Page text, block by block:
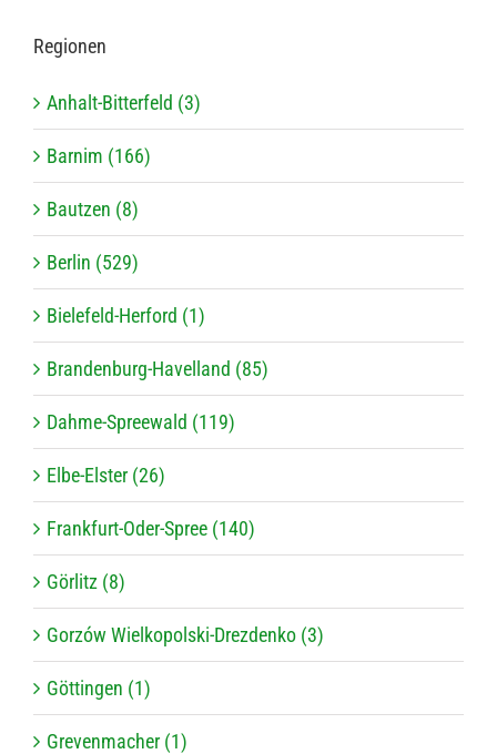
Regio­nen
Anhalt-Bitterfeld (3)
Barnim (166)
Bautzen (8)
Berlin (529)
Bielefeld-Herford (1)
Brandenburg-Havelland (85)
Dahme-Spreewald (119)
Elbe-Elster (26)
Frankfurt-Oder-Spree (140)
Görlitz (8)
Gorzów Wielkopolski-Drezdenko (3)
Göttingen (1)
Grevenmacher (1)